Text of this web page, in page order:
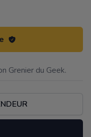
Grenier du Geek.